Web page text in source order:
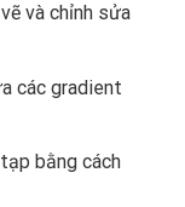
và chỉnh sửa
các gradient
bằng cách